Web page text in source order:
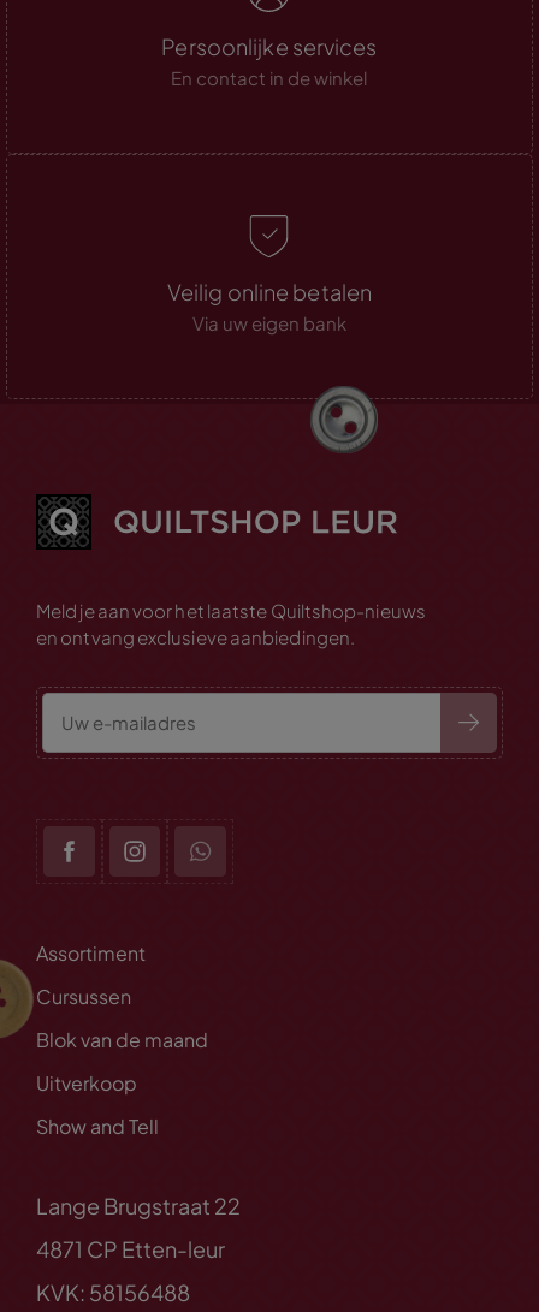
Persoonlijke services
En contact in de winkel
Veilig online betalen
Via uw eigen bank
Meld je aan voor het laatste Quiltshop-nieuws
en ontvang exclusieve aanbiedingen.
Assortiment
Cursussen
Blok van de maand
Uitverkoop
Show and Tell
Lange Brugstraat 22
4871 CP Etten-leur
KVK: 58156488